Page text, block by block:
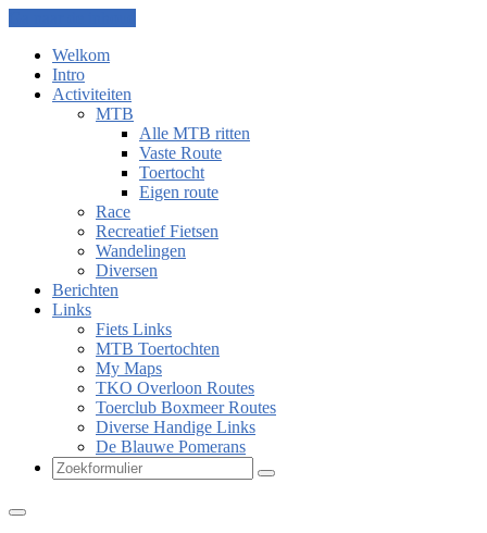
Welkom
Intro
Activiteiten
MTB
Alle MTB ritten
Vaste Route
Toertocht
Eigen route
Race
Recreatief Fietsen
Wandelingen
Diversen
Berichten
Links
Fiets Links
MTB Toertochten
My Maps
TKO Overloon Routes
Toerclub Boxmeer Routes
Diverse Handige Links
De Blauwe Pomerans
Zoeken